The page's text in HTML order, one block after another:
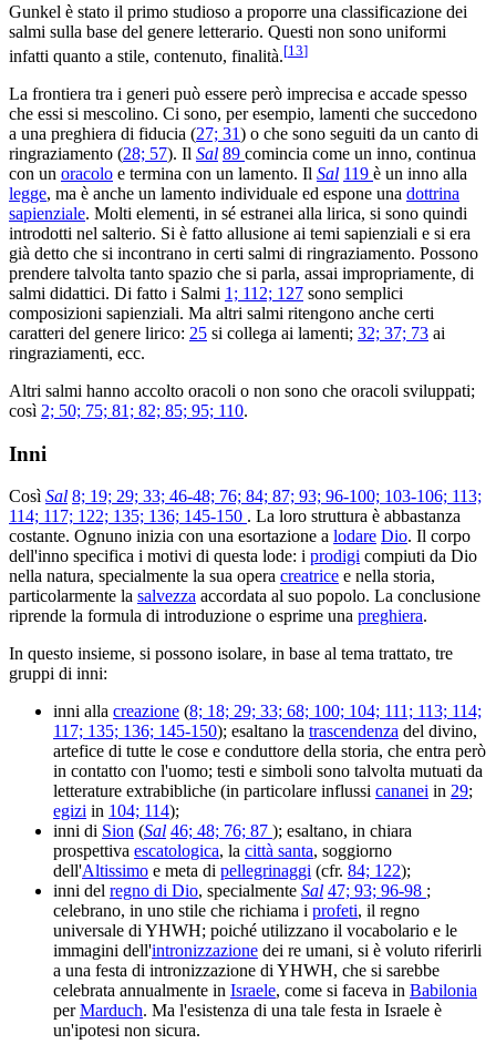
Gunkel è stato il primo studioso a proporre una classificazione dei
salmi sulla base del genere letterario. Questi non sono uniformi
infatti quanto a stile, contenuto, finalità.[13]
La frontiera tra i generi può essere però imprecisa e accade spesso
che essi si mescolino. Ci sono, per esempio, lamenti che succedono
a una preghiera di fiducia (27; 31) o che sono seguiti da un canto di
ringraziamento (28; 57). Il Sal 89 comincia come un inno, continua
con un oracolo e termina con un lamento. Il Sal 119 è un inno alla
legge, ma è anche un lamento individuale ed espone una dottrina
sapienziale. Molti elementi, in sé estranei alla lirica, si sono quindi
introdotti nel salterio. Si è fatto allusione ai temi sapienziali e si era
già detto che si incontrano in certi salmi di ringraziamento. Possono
prendere talvolta tanto spazio che si parla, assai impropriamente, di
salmi didattici. Di fatto i Salmi 1; 112; 127 sono semplici
composizioni sapienziali. Ma altri salmi ritengono anche certi
caratteri del genere lirico: 25 si collega ai lamenti; 32; 37; 73 ai
ringraziamenti, ecc.
Altri salmi hanno accolto oracoli o non sono che oracoli sviluppati;
così 2; 50; 75; 81; 82; 85; 95; 110.
Inni
Così Sal 8; 19; 29; 33; 46-48; 76; 84; 87; 93; 96-100; 103-106; 113;
114; 117; 122; 135; 136; 145-150 . La loro struttura è abbastanza
costante. Ognuno inizia con una esortazione a lodare Dio. Il corpo
dell'inno specifica i motivi di questa lode: i prodigi compiuti da Dio
nella natura, specialmente la sua opera creatrice e nella storia,
particolarmente la salvezza accordata al suo popolo. La conclusione
riprende la formula di introduzione o esprime una preghiera.
In questo insieme, si possono isolare, in base al tema trattato, tre
gruppi di inni:
inni alla creazione (8; 18; 29; 33; 68; 100; 104; 111; 113; 114;
117; 135; 136; 145-150); esaltano la trascendenza del divino,
artefice di tutte le cose e conduttore della storia, che entra però
in contatto con l'uomo; testi e simboli sono talvolta mutuati da
letterature extrabibliche (in particolare influssi cananei in 29;
egizi in 104; 114);
inni di Sion (Sal 46; 48; 76; 87 ); esaltano, in chiara
prospettiva escatologica, la città santa, soggiorno
dell'Altissimo e meta di pellegrinaggi (cfr. 84; 122);
inni del regno di Dio, specialmente Sal 47; 93; 96-98 ;
celebrano, in uno stile che richiama i profeti, il regno
universale di YHWH; poiché utilizzano il vocabolario e le
immagini dell'intronizzazione dei re umani, si è voluto riferirli
a una festa di intronizzazione di YHWH, che si sarebbe
celebrata annualmente in Israele, come si faceva in Babilonia
perMarduch. Ma l'esistenza di una tale festa in Israele è
un'ipotesi non sicura.